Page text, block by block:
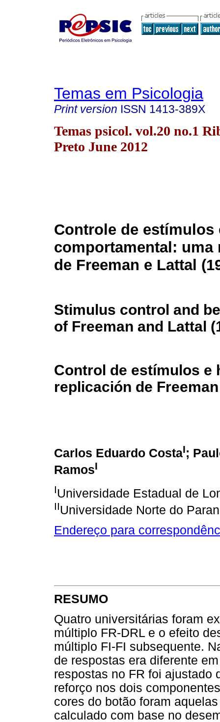
Temas em Psicologia
Print version ISSN 1413-389X
Temas psicol. vol.20 no.1
Preto June 2012
Controle de estímulos
comportamental: uma
de Freeman e Lattal
Stimulus control and
of Freeman and Lattal
Control de estímulos e
replicación de
Carlos Eduardo CostaI;
RamosI
IUniversidade Estadual de
IIUniversidade Norte do
Endereço para
RESUMO
Quatro universitárias foram
múltiplo FR-DRL e o efeito
múltiplo FI-FI subsequente.
de respostas era diferente
respostas no FR foi ajustado
reforço nos dois
cores do botão foram
calculado com base no